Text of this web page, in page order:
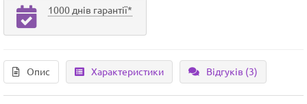
1000 днів гарантії*
Опис Характеристики Відгуків (3)